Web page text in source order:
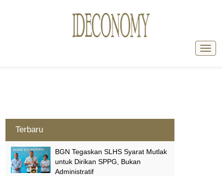
Terbaru
BGN Tegaskan SLHS Syarat Mutlak
untuk Dirikan SPPG, Bukan
Administratif